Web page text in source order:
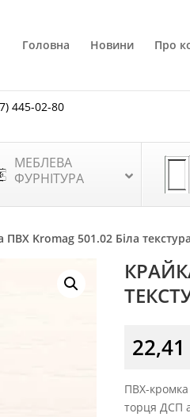
Головна Новини Про
445-02-80
МЕБЛЕВА
ФУРНІТУРА
ПВХ Kromag 501.02 Біла
22,41
ПВХ-кромка
торця ДСП